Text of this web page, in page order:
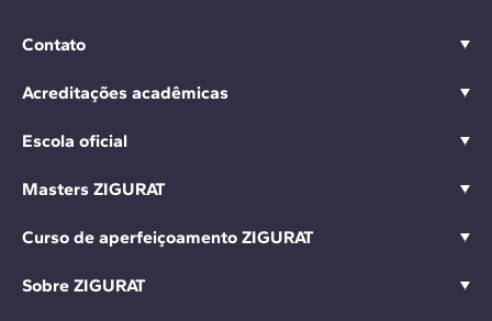
Contato
Acreditações acadêmicas
Escola oficial
Masters ZIGURAT
Curso de aperfeiçoamento ZIGURAT
Sobre ZIGURAT